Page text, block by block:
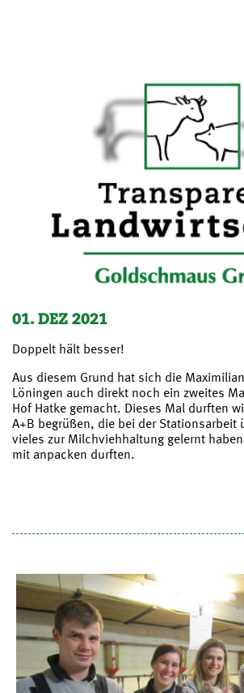
01. DEZ 2021
Doppelt hält besser!
Aus diesem Grund hat sich die
Löningen auch direkt noch ein zweites
Hof Hatke gemacht. Dieses Mal durften
A+B begrüßen, die bei der Stationsarbeit
vieles zur Milchviehhaltung gelernt
mit anpacken durften.